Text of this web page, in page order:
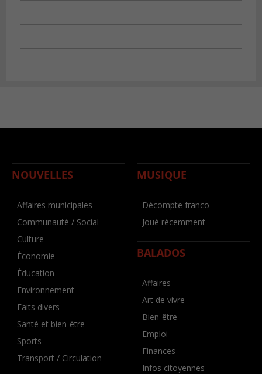
NOUVELLES
- Affaires municipales
- Communauté / Social
- Culture
- Économie
- Éducation
- Environnement
- Faits divers
- Santé et bien-être
- Sports
- Transport / Circulation
MUSIQUE
- Décompte franco
- Joué récemment
BALADOS
- Affaires
- Art de vivre
- Bien-être
- Emploi
- Finances
- Infos citoyennes